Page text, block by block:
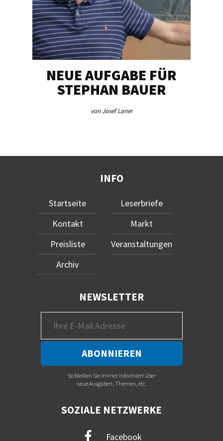
NEUE AUFGABE FÜR
STEPHAN BAUER
von Josef Laner
INFO
Startseite
Kontakt
Preisliste
Archiv
Leserbriefe
Markt
Veranstaltungen
NEWSLETTER
So bleiben Sie immer informiert über
neue Ausgaben, Themen, etc.
SOZIALE NETZWERKE
Facebook